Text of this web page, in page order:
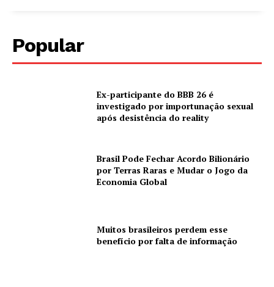
Popular
Ex-participante do BBB 26 é
investigado por importunação sexual
após desistência do reality
Brasil Pode Fechar Acordo Bilionário
por Terras Raras e Mudar o Jogo da
Economia Global
Muitos brasileiros perdem esse
benefício por falta de informação